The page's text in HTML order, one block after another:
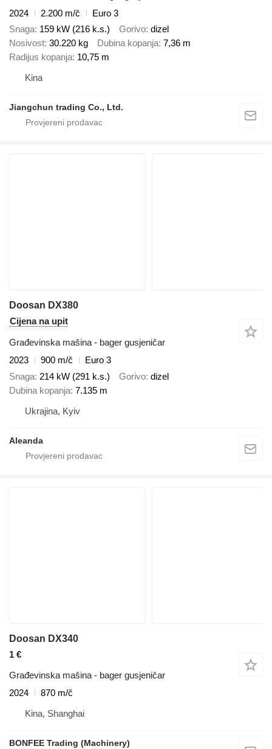
2024
2.200 m/č
Euro 3
Snaga 159 kW (216 k.s.) Gorivo dizel
Nosivost 30.220 kg Dubina kopanja 7,36 m
Radijus kopanja 10,75 m
Kina
Jiangchun trading Co., Ltd.
Doosan DX380
Cijena na upit
Građevinska mašina - bager gusjeničar
2023
900 m/č
Euro 3
Snaga 214 kW (291 k.s.) Gorivo dizel
Dubina kopanja 7.135 m
Ukrajina, Kyiv
Aleanda
Doosan DX340
1 €
Građevinska mašina - bager gusjeničar
2024
870 m/č
Kina, Shanghai
BONFEE Trading (Machinery)